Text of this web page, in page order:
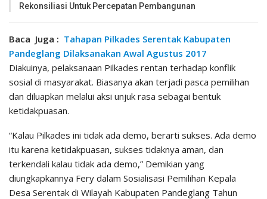
Rekonsiliasi Untuk Percepatan Pembangunan
Baca Juga : Tahapan Pilkades Serentak Kabupaten
Pandeglang Dilaksanakan Awal Agustus 2017
Diakuinya, pelaksanaan Pilkades rentan terhadap konflik
sosial di masyarakat. Biasanya akan terjadi pasca pemilihan
dan diluapkan melalui aksi unjuk rasa sebagai bentuk
ketidakpuasan.
“Kalau Pilkades ini tidak ada demo, berarti sukses. Ada demo
itu karena ketidakpuasan, sukses tidaknya aman, dan
terkendali kalau tidak ada demo,” Demikian yang
diungkapkannya Fery dalam Sosialisasi Pemilihan Kepala
Desa Serentak di Wilayah Kabupaten Pandeglang Tahun